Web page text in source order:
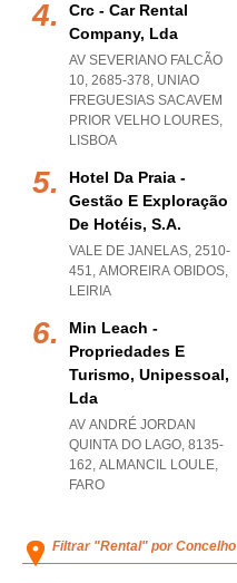
Crc - Car Rental
Company, Lda
AV SEVERIANO FALCÃO
10, 2685-378, UNIAO
FREGUESIAS SACAVEM
PRIOR VELHO LOURES,
LISBOA
Hotel Da Praia -
Gestão E Exploração
De Hotéis, S.a.
VALE DE JANELAS, 2510-
451, AMOREIRA OBIDOS,
LEIRIA
Min Leach -
Propriedades E
Turismo, Unipessoal,
Lda
AV ANDRÉ JORDAN
QUINTA DO LAGO, 8135-
162, ALMANCIL LOULE,
FARO
Filtrar "Rental" por Concelho